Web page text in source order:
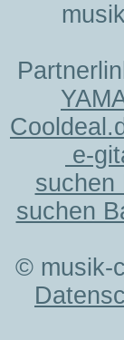
e-
suchen
suchen
© musik-